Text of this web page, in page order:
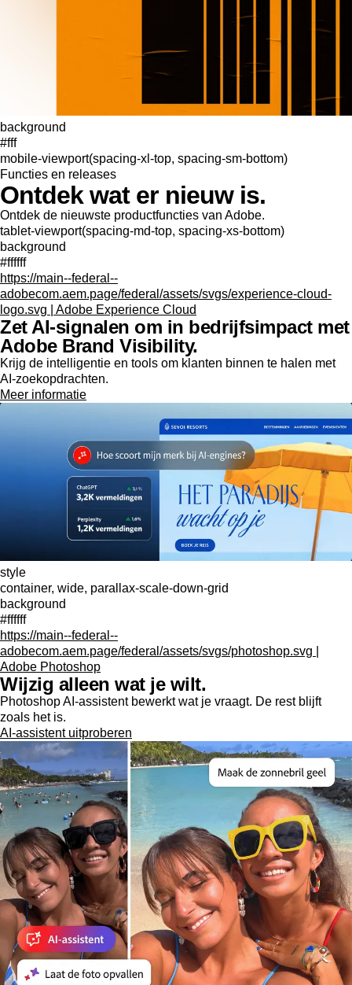
background
#fff
mobile-viewport(spacing-xl-top, spacing-sm-bottom)
Functies en releases
Ontdek wat er nieuw is.
Ontdek de nieuwste productfuncties van Adobe.
tablet-viewport(spacing-md-top, spacing-xs-bottom)
background
#ffffff
https://main--federal--
adobecom.aem.page/federal/assets/svgs/experience-cloud-
logo.svg | Adobe Experience Cloud
Zet AI-signalen om in bedrijfsimpact met
Adobe Brand Visibility.
Krijg de intelligentie en tools om klanten binnen te halen met
AI-zoekopdrachten.
Meer informatie
style
container, wide, parallax-scale-down-grid
background
#ffffff
https://main--federal--
adobecom.aem.page/federal/assets/svgs/photoshop.svg |
Adobe Photoshop
Wijzig alleen wat je wilt.
Photoshop AI-assistent bewerkt wat je vraagt. De rest blijft
zoals het is.
AI-assistent uitproberen